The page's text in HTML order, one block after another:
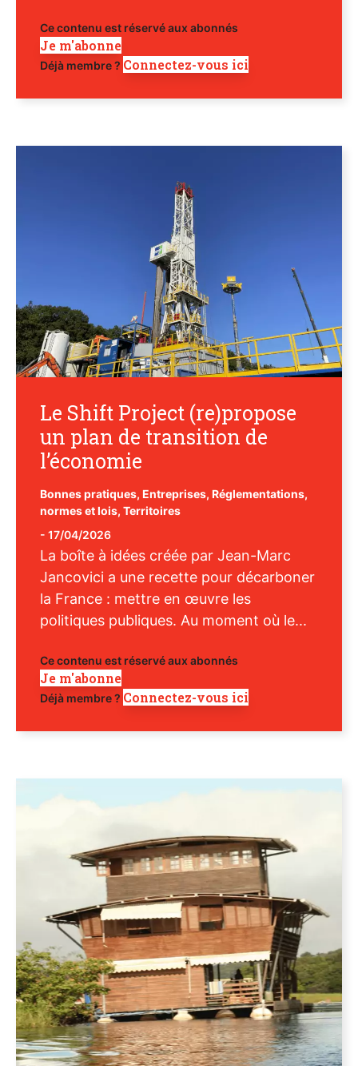
Ce contenu est réservé aux abonnés
Je m'abonne
Déjà membre ? Connectez-vous ici
Le Shift Project (re)propose
un plan de transition de
l’économie
Bonnes pratiques, Entreprises, Réglementations,
normes et lois, Territoires
- 17/04/2026
La boîte à idées créée par Jean-Marc
Jancovici a une recette pour décarboner
la France : mettre en œuvre les
politiques publiques. Au moment où le...
Ce contenu est réservé aux abonnés
Je m'abonne
Déjà membre ? Connectez-vous ici